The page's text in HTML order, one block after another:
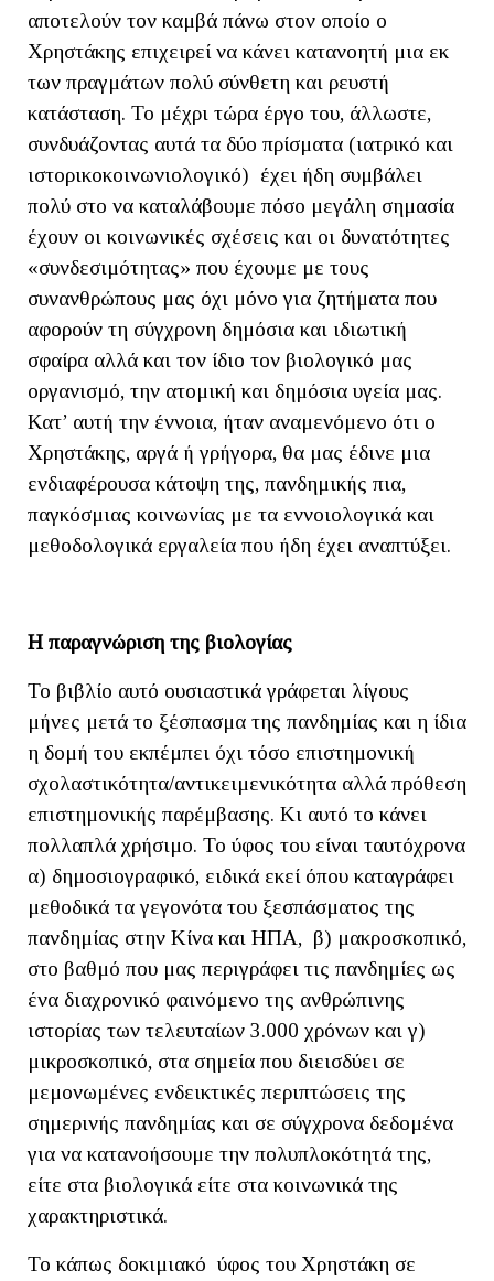
αποτελούν τον καμβά πάνω στον οποίο ο
Χρηστάκης επιχειρεί να κάνει κατανοητή μια εκ
των πραγμάτων πολύ σύνθετη και ρευστή
κατάσταση. Το μέχρι τώρα έργο του, άλλωστε,
συνδυάζοντας αυτά τα δύο πρίσματα (ιατρικό και
ιστορικοκοινωνιολογικό) έχει ήδη συμβάλει
πολύ στο να καταλάβουμε πόσο μεγάλη σημασία
έχουν οι κοινωνικές σχέσεις και οι δυνατότητες
«συνδεσιμότητας» που έχουμε με τους
συνανθρώπους μας όχι μόνο για ζητήματα που
αφορούν τη σύγχρονη δημόσια και ιδιωτική
σφαίρα αλλά και τον ίδιο τον βιολογικό μας
οργανισμό, την ατομική και δημόσια υγεία μας.
Κατ’ αυτή την έννοια, ήταν αναμενόμενο ότι ο
Χρηστάκης, αργά ή γρήγορα, θα μας έδινε μια
ενδιαφέρουσα κάτοψη της, πανδημικής πια,
παγκόσμιας κοινωνίας με τα εννοιολογικά και
μεθοδολογικά εργαλεία που ήδη έχει αναπτύξει.
Η παραγνώριση της βιολογίας
Το βιβλίο αυτό ουσιαστικά γράφεται λίγους
μήνες μετά το ξέσπασμα της πανδημίας και η ίδια
η δομή του εκπέμπει όχι τόσο επιστημονική
σχολαστικότητα/αντικειμενικότητα αλλά πρόθεση
επιστημονικής παρέμβασης. Κι αυτό το κάνει
πολλαπλά χρήσιμο. Το ύφος του είναι ταυτόχρονα
α) δημοσιογραφικό, ειδικά εκεί όπου καταγράφει
μεθοδικά τα γεγονότα του ξεσπάσματος της
πανδημίας στην Κίνα και ΗΠΑ, β) μακροσκοπικό,
στο βαθμό που μας περιγράφει τις πανδημίες ως
ένα διαχρονικό φαινόμενο της ανθρώπινης
ιστορίας των τελευταίων 3.000 χρόνων και γ)
μικροσκοπικό, στα σημεία που διεισδύει σε
μεμονωμένες ενδεικτικές περιπτώσεις της
σημερινής πανδημίας και σε σύγχρονα δεδομένα
για να κατανοήσουμε την πολυπλοκότητά της,
είτε στα βιολογικά είτε στα κοινωνικά της
χαρακτηριστικά.
Το κάπως δοκιμιακό ύφος του Χρηστάκη σε